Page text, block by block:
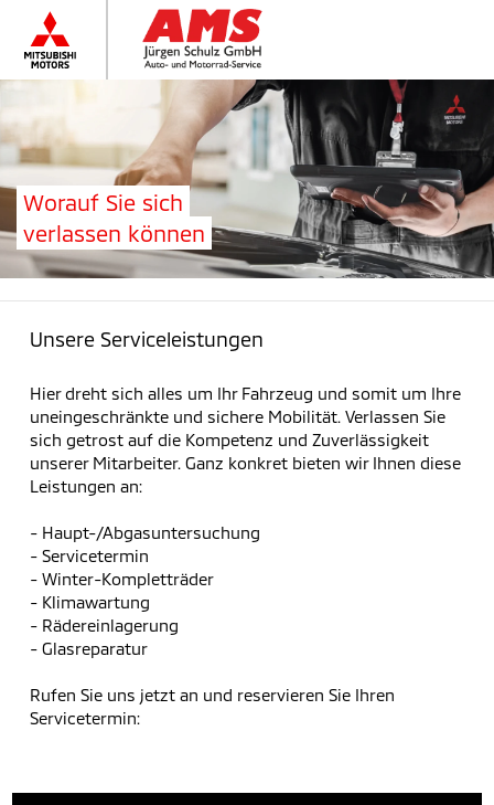
Worauf Sie sich
verlassen können
Unsere Serviceleistungen
Hier dreht sich alles um Ihr Fahrzeug und somit um Ihre
uneingeschränkte und sichere Mobilität. Verlassen Sie
sich getrost auf die Kompetenz und Zuverlässigkeit
unserer Mitarbeiter. Ganz konkret bieten wir Ihnen diese
Leistungen an:
- Haupt-/Abgasuntersuchung
- Servicetermin
- Winter-Kompletträder
- Klimawartung
- Rädereinlagerung
- Glasreparatur
Rufen Sie uns jetzt an und reservieren Sie Ihren
Servicetermin: